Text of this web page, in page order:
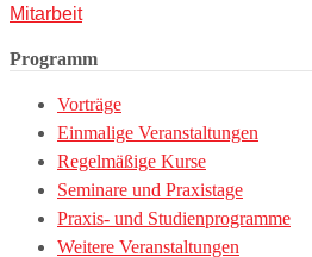
Mitarbeit
Programm
Vorträge
Einmalige Veranstaltungen
Regelmäßige Kurse
Seminare und Praxistage
Praxis- und Studienprogramme
Weitere Veranstaltungen